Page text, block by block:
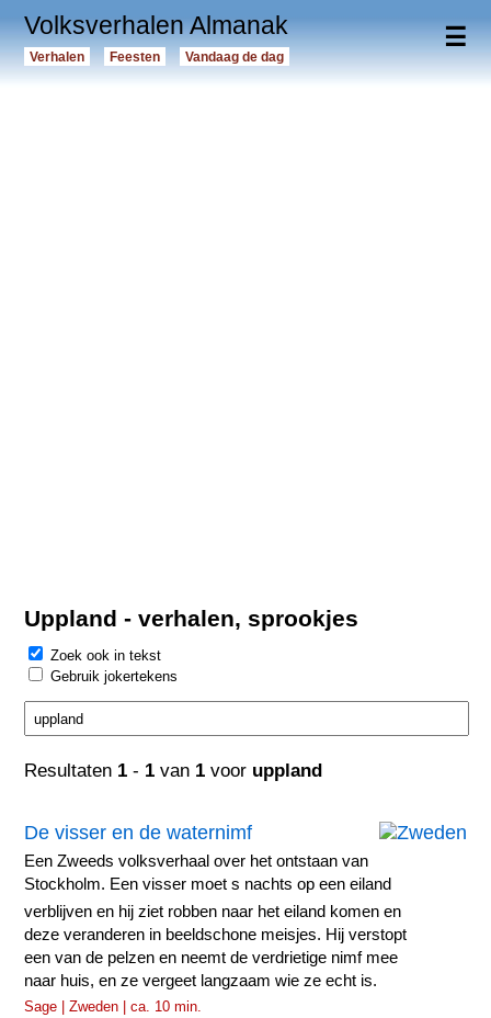
☰
Volksverhalen Almanak
Verhalen Feesten Vandaag de dag
Uppland - verhalen, sprookjes
Zoek ook in tekst
Gebruik jokertekens
Resultaten 1 - 1 van 1 voor uppland
De visser en de waternimf
Een Zweeds volksverhaal over het ontstaan van
Stockholm. Een visser moet s nachts op een eiland
verblijven en hij ziet robben naar het eiland komen en
deze veranderen in beeldschone meisjes. Hij verstopt
een van de pelzen en neemt de verdrietige nimf mee
naar huis, en ze vergeet langzaam wie ze echt is.
Sage | Zweden | ca. 10 min.